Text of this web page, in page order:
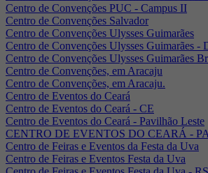
Centro de Convenções PUC - Campus II
Centro de Convenções Salvador
Centro de Convenções Ulysses Guimarães
Centro de Convenções Ulysses Guimarães -
Centro de Convenções Ulysses Guimarães
Centro de Convenções, em Aracaju
Centro de Convenções, em Aracaju.
Centro de Eventos do Ceará
Centro de Eventos do Ceará - CE
Centro de Eventos do Ceará - Pavilhão Leste
CENTRO DE EVENTOS DO CEARÁ -
Centro de Feiras e Eventos da Festa da Uva
Centro de Feiras e Eventos Festa da Uva